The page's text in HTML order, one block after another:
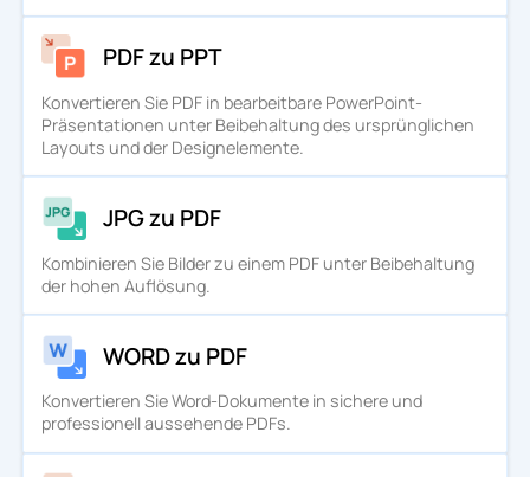
PDF zu PPT
Konvertieren Sie PDF in bearbeitbare PowerPoint-
Präsentationen unter Beibehaltung des ursprünglichen
Layouts und der Designelemente.
JPG zu PDF
Kombinieren Sie Bilder zu einem PDF unter Beibehaltung
der hohen Auflösung.
WORD zu PDF
Konvertieren Sie Word-Dokumente in sichere und
professionell aussehende PDFs.